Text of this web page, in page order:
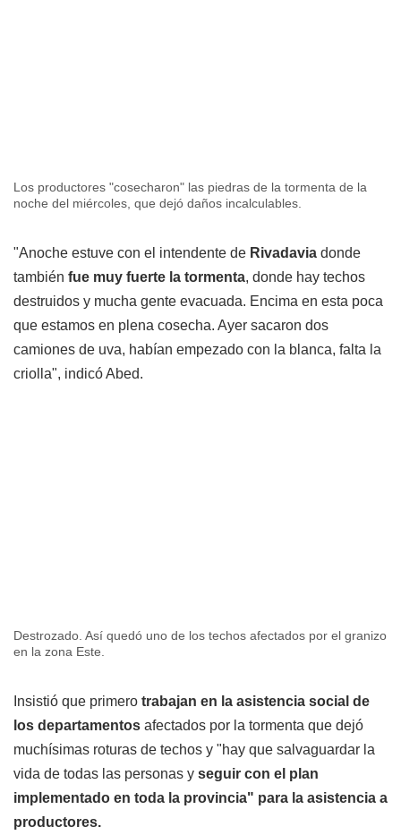
Los productores "cosecharon" las piedras de la tormenta de la
noche del miércoles, que dejó daños incalculables.
"Anoche estuve con el intendente de Rivadavia donde
también fue muy fuerte la tormenta, donde hay techos
destruidos y mucha gente evacuada. Encima en esta poca
que estamos en plena cosecha. Ayer sacaron dos
camiones de uva, habían empezado con la blanca, falta la
criolla", indicó Abed.
Destrozado. Así quedó uno de los techos afectados por el granizo
en la zona Este.
Insistió que primero trabajan en la asistencia social de
los departamentos afectados por la tormenta que dejó
muchísimas roturas de techos y "hay que salvaguardar la
vida de todas las personas y seguir con el plan
implementado en toda la provincia" para la asistencia a
productores.